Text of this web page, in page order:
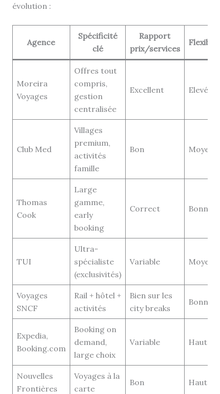
évolution :
Agence
Spécificité
clé
Rapport
prix/services
Moreira
Voyages
Offres tout
compris,
gestion
centralisée
Excellent Elevée
Club Med
Villages
premium,
activités
famille
Bon
Thomas
Cook
Large
gamme,
early
booking
Correct Bonne
TUI
Ultra-
spécialiste
(exclusivités)
Variable
Voyages
SNCF
Rail + hôtel +
activités
Bien sur les
city breaks
Bonne
Expedia,
Booking.com
Booking on
demand,
large choix
Variable Haute
Nouvelles
Frontières
Voyages à la
carte
Bon Haute